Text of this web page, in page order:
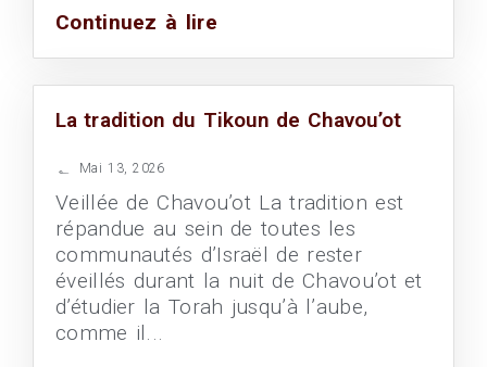
Continuez à lire
La tradition du Tikoun de Chavou’ot
Mai 13, 2026
Veillée de Chavou’ot La tradition est
répandue au sein de toutes les
communautés d’Israël de rester
éveillés durant la nuit de Chavou’ot et
d’étudier la Torah jusqu’à l’aube,
comme il...